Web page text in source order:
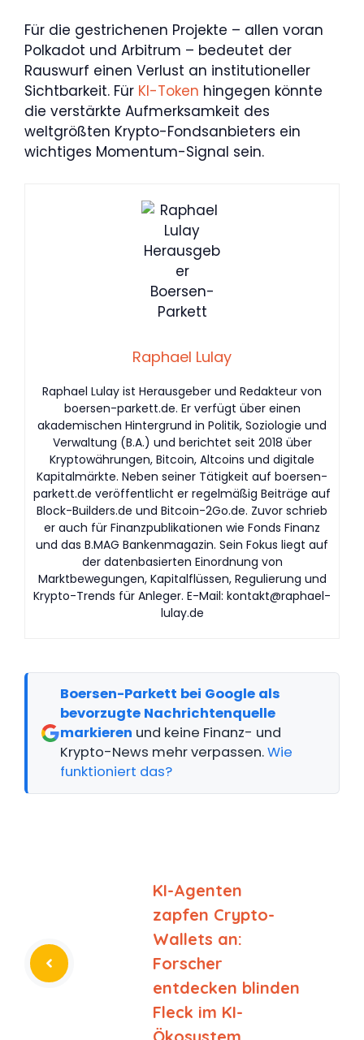
Für die gestrichenen Projekte – allen voran
Polkadot und Arbitrum – bedeutet der
Rauswurf einen Verlust an institutioneller
Sichtbarkeit. Für KI-Token hingegen könnte
die verstärkte Aufmerksamkeit des
weltgrößten Krypto-Fondsanbieters ein
wichtiges Momentum-Signal sein.
Raphael Lulay
Raphael Lulay ist Herausgeber und Redakteur von
boersen-parkett.de. Er verfügt über einen
akademischen Hintergrund in Politik, Soziologie und
Verwaltung (B.A.) und berichtet seit 2018 über
Kryptowährungen, Bitcoin, Altcoins und digitale
Kapitalmärkte. Neben seiner Tätigkeit auf boersen-
parkett.de veröffentlicht er regelmäßig Beiträge auf
Block-Builders.de und Bitcoin-2Go.de. Zuvor schrieb
er auch für Finanzpublikationen wie Fonds Finanz
und das B.MAG Bankenmagazin. Sein Fokus liegt auf
der datenbasierten Einordnung von
Marktbewegungen, Kapitalflüssen, Regulierung und
Krypto-Trends für Anleger. E-Mail: kontakt@raphael-
lulay.de
Boersen-Parkett bei Google als
bevorzugte Nachrichtenquelle
markieren und keine Finanz- und
Krypto-News mehr verpassen.Wie
funktioniert das?
KI-Agenten
zapfen Crypto-
Wallets an:
Forscher
entdecken blinden
Fleck im KI-